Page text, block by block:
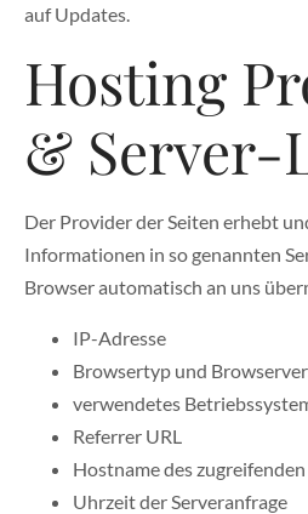
auf Updates.
Hosting
& Server-
Der Provider der Seiten erhebt
Informationen in so genannten
Browser automatisch an uns
IP-Adresse
Browsertyp und
verwendetes
Referrer URL
Hostname des
Uhrzeit der Serveranfrage